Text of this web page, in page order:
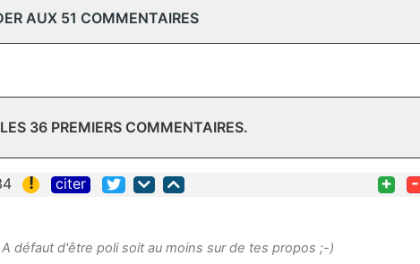
AUX 51 COMMENTAIRES
36 PREMIERS COMMENTAIRES.
! citer + -
défaut d'être poli soit au moins sur de tes propos ;-)